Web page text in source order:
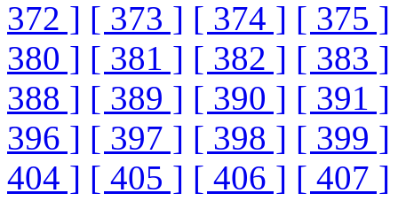
372 ] [ 373 ] [ 374 ] [ 375 ]
380 ] [ 381 ] [ 382 ] [ 383 ]
388 ] [ 389 ] [ 390 ] [ 391 ]
396 ] [ 397 ] [ 398 ] [ 399 ]
404 ] [ 405 ] [ 406 ] [ 407 ]